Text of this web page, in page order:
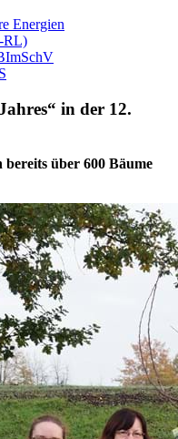
Energien
RL)
in der 12.
über 600 Bäume